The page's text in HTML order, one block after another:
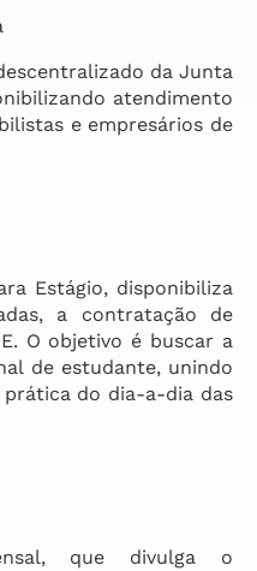
da Junta
atendimento
e empresários de
Estágio, disponibiliza
a contratação de
O objetivo é buscar a
de estudante, unindo
do dia-a-dia das
que divulga o